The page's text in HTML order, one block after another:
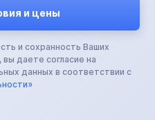
и сохранность Ваших
даете согласие на
данных в соответствии с